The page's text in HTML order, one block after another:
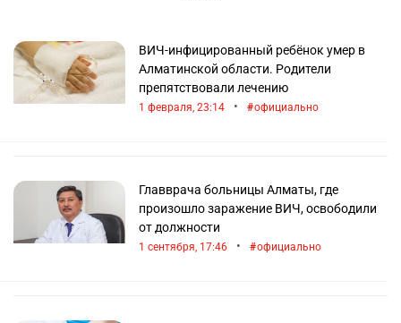
ВИЧ-инфицированный ребёнок умер в
Алматинской области. Родители
препятствовали лечению
1 февраля, 23:14 • официально
Главврача больницы Алматы, где
произошло заражение ВИЧ, освободили
от должности
1 сентября, 17:46 • официально